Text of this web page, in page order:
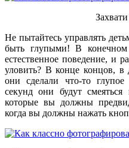
Не пытайтесь управлять
быть глупыми! В конечном
естественное поведение, и
уловить? В конце концов, в
они сделали что-то
секунд они будут
которые вы должны
когда вы должны нажать